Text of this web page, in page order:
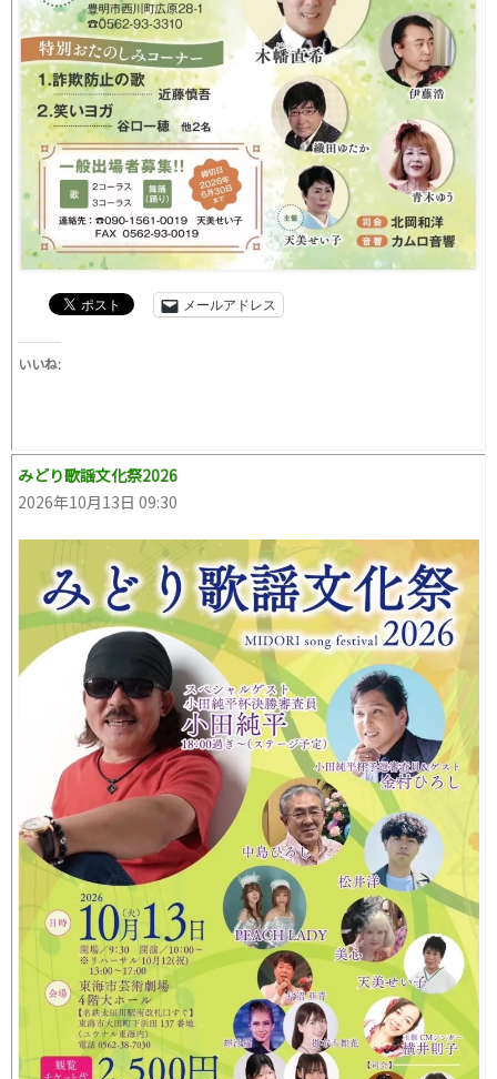
メールアドレス
いいね:
みどり歌謡文化祭2026
2026年10月13日 09:30